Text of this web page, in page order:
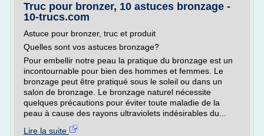
Truc pour bronzer, 10 astuces bronzage -
10-trucs.com
Astuce pour bronzer, truc et produit
Quelles sont vos astuces bronzage?
Pour embellir notre peau la pratique du bronzage est un
incontournable pour bien des hommes et femmes. Le
bronzage peut être pratiqué sous le soleil ou dans un
salon de bronzage. Le bronzage naturel nécessite
quelques précautions pour éviter toute maladie de la
peau à cause des rayons ultraviolets indésirables du...
Lire la suite